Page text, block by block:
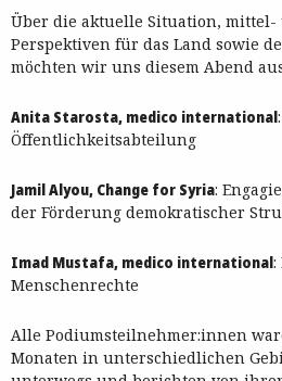
Über die aktuelle Situation,
Perspektiven für das Land sowie
möchten wir uns diesem Abend
Anita Starosta, medico international
Öffentlichkeitsabteilung
Jamil Alyou, Change for Syria:
der Förderung demokratischer
Imad Mustafa, medico international:
Menschenrechte
Alle Podiumsteilnehmer:innen
Monaten in unterschiedlichen